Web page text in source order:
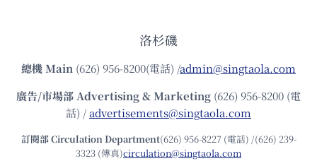
洛杉磯
總機Main (626) 956-8200(電話) /admin@singtaola.com
廣告/市場部Advertising & Marketing (626) 956-8200 (電
話) /advertisements@singtaola.com
訂閱部 Circulation Department(626) 956-8227 (電話) /(626) 239-
3323 (傳真)circulation@singtaola.com